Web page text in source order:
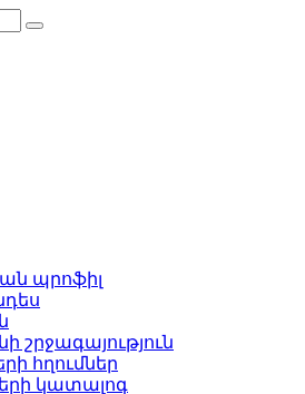
պրոֆիլ
շրջագայություն
հղումներ
կատալոգ